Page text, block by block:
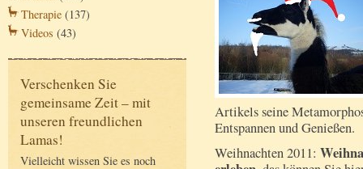
Therapie (137)
Videos (43)
Verschenken Sie
gemeinsame Zeit – mit
unseren freundlichen
Lamas!
Vielleicht wissen Sie es noch
Artikels seine
Entspannen und Genießen.
Weihnachten 2011: